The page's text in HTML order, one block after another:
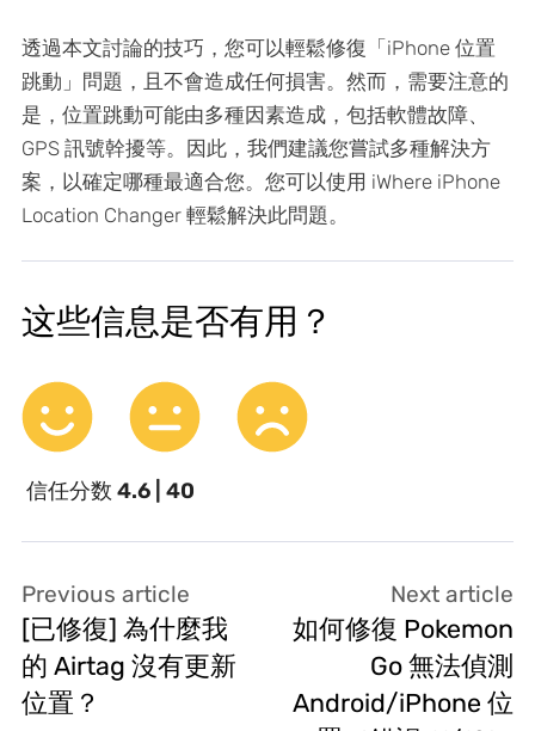
透過本文討論的技巧，您可以輕鬆修復「iPhone 位置
跳動」問題，且不會造成任何損害。然而，需要注意的
是，位置跳動可能由多種因素造成，包括軟體故障、
GPS 訊號幹擾等。因此，我們建議您嘗試多種解決方
案，以確定哪種最適合您。您可以使用 iWhere iPhone
Location Changer 輕鬆解決此問題。
这些信息是否有用？
信任分数 4.6 | 40
Previous article
[已修復] 為什麼我
的 Airtag 沒有更新
位置？
Next article
如何修復 Pokemon
Go 無法偵測
Android/iPhone 位